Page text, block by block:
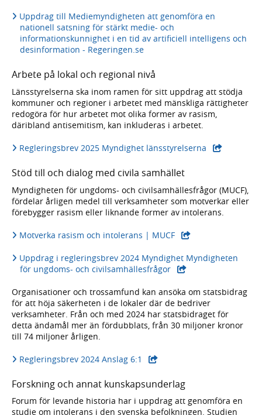
Uppdrag till Mediemyndigheten att genomföra en
nationell satsning för stärkt medie- och
informationskunnighet i en tid av artificiell intelligens och
desinformation - Regeringen.se
Arbete på lokal och regional nivå
Länsstyrelserna ska inom ramen för sitt uppdrag att stödja
kommuner och regioner i arbetet med mänskliga rättigheter
redogöra för hur arbetet mot olika former av rasism,
däribland antisemitism, kan inkluderas i arbetet.
Regleringsbrev 2025 Myndighet länsstyrelserna- extern
Stöd till och dialog med civila samhället
Myndigheten för ungdoms- och civilsamhällesfrågor (MUCF),
fördelar årligen medel till verksamheter som motverkar eller
förebygger rasism eller liknande former av intolerans.
Motverka rasism och intolerans | MUCF- extern webbplats,
Uppdrag i regleringsbrev 2024 Myndighet Myndigheten
för ungdoms- och civilsamhällesfrågor- extern webbplats,
Organisationer och trossamfund kan ansöka om statsbidrag
för att höja säkerheten i de lokaler där de bedriver
verksamheter. Från och med 2024 har statsbidraget för
detta ändamål mer än fördubblats, från 30 miljoner kronor
till 74 miljoner årligen.
Regleringsbrev 2024 Anslag 6:1- extern webbplats,
Forskning och annat kunskapsunderlag
Forum för levande historia har i uppdrag att genomföra en
studie om intolerans i den svenska befolkningen. Studien